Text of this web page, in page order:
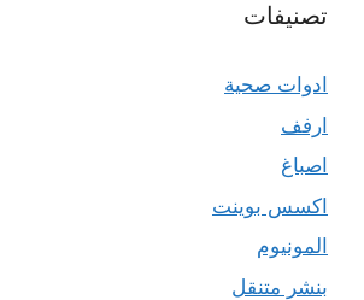
تصنيفات
ادوات صحية
ارفف
اصباغ
اكسس بوينت
المونيوم
بنشر متنقل